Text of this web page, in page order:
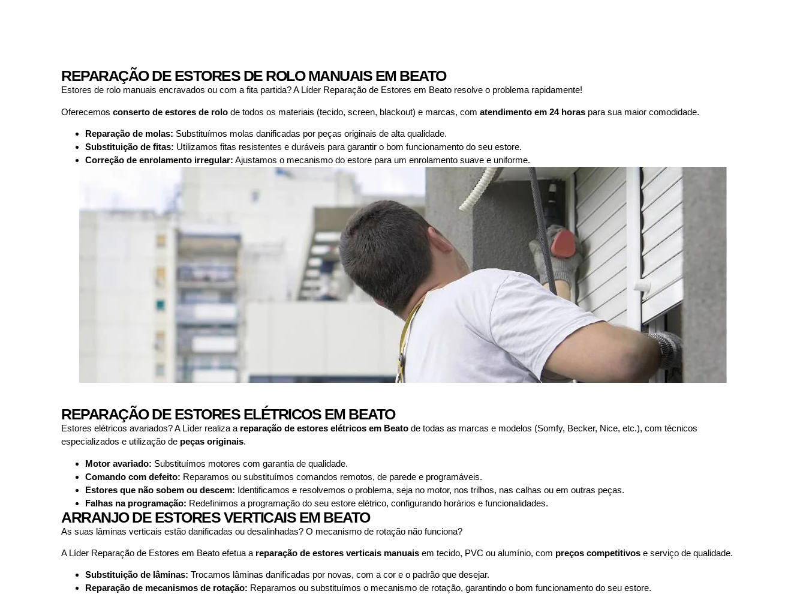
REPARAÇÃO DE ESTORES DE ROLO MANUAIS EM BEATO
Estores de rolo manuais encravados ou com a fita partida? A Líder Reparação de Estores em Beato resolve o problema rapidamente!
Oferecemos conserto de estores de rolo de todos os materiais (tecido, screen, blackout) e marcas, com atendimento em 24 horas para sua maior comodidade.
Reparação de molas: Substituímos molas danificadas por peças originais de alta qualidade.
Substituição de fitas: Utilizamos fitas resistentes e duráveis para garantir o bom funcionamento do seu estore.
Correção de enrolamento irregular: Ajustamos o mecanismo do estore para um enrolamento suave e uniforme.
REPARAÇÃO DE ESTORES ELÉTRICOS EM BEATO
Estores elétricos avariados? A Líder realiza a reparação de estores elétricos em Beato de todas as marcas e modelos (Somfy, Becker, Nice, etc.), com técnicos
especializados e utilização de peças originais.
Motor avariado: Substituímos motores com garantia de qualidade.
Comando com defeito: Reparamos ou substituímos comandos remotos, de parede e programáveis.
Estores que não sobem ou descem: Identificamos e resolvemos o problema, seja no motor, nos trilhos, nas calhas ou em outras peças.
Falhas na programação: Redefinimos a programação do seu estore elétrico, configurando horários e funcionalidades.
ARRANJO DE ESTORES VERTICAIS EM BEATO
As suas lâminas verticais estão danificadas ou desalinhadas? O mecanismo de rotação não funciona?
A Líder Reparação de Estores em Beato efetua a reparação de estores verticais manuais em tecido, PVC ou alumínio, com preços competitivos e serviço de qualidade.
Substituição de lâminas: Trocamos lâminas danificadas por novas, com a cor e o padrão que desejar.
Reparação de mecanismos de rotação: Reparamos ou substituímos o mecanismo de rotação, garantindo o bom funcionamento do seu estore.